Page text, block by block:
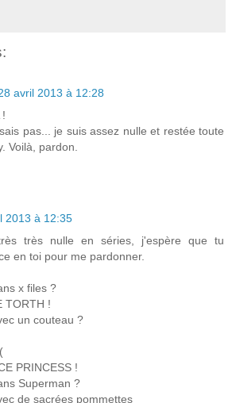
avril 2013 à 12:28
!
pas... je suis assez nulle et restée toute
Voilà, pardon.
2013 à 12:35
très nulle en séries, j'espère que tu
en toi pour me pardonner.
x files ?
TORTH !
un couteau ?
PRINCESS !
Superman ?
de sacrées pommettes